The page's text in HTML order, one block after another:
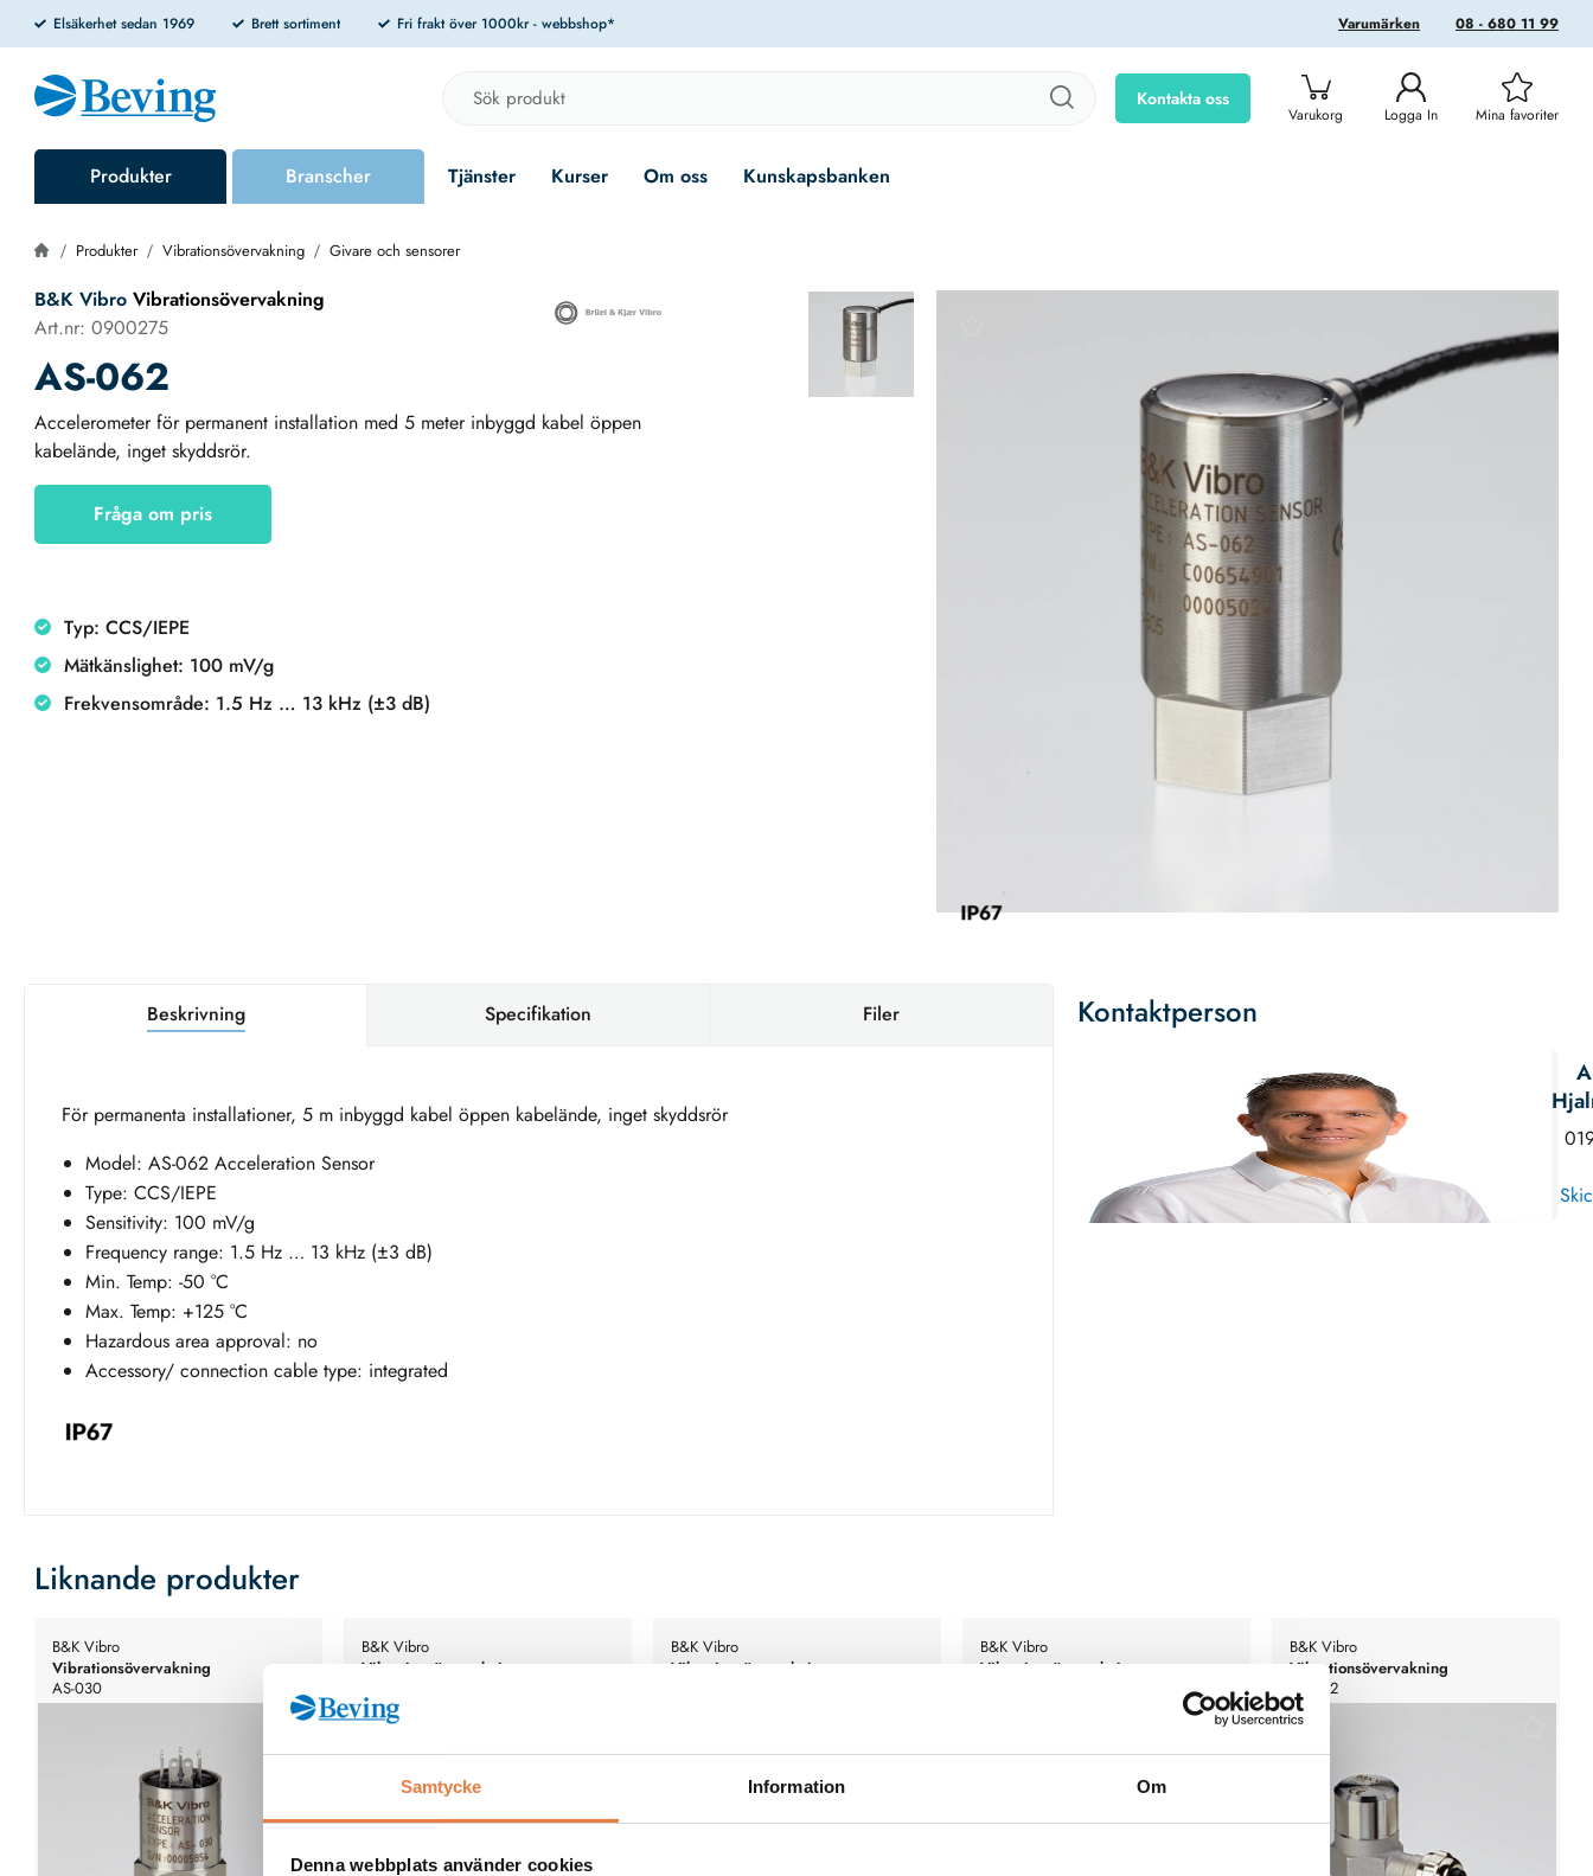
Samtycke Information Om
Denna webbplats använder cookies
Elsäkerhet sedan 1969 Brett sortiment Fri frakt över 1000kr - webbshop* 08 - 680 11 99
Varumärken
Kontakta oss
Varukorg Logga In Mina favoriter
Produkter Branscher Tjänster Kurser Om oss Kunskapsbanken
Produkter Vibrationsövervakning Givare och sensorer
B&K Vibro Vibrationsövervakning
Art.nr: 0900275
AS-062
Accelerometer för permanent installation med 5 meter inbyggd kabel öppen
kabelände, inget skyddsrör.
Fråga om pris
Typ: CCS/IEPE
Mätkänslighet: 100 mV/g
Frekvensområde: 1.5 Hz … 13 kHz (±3 dB)
Beskrivning Specifikation Filer
För permanenta installationer, 5 m inbyggd kabel öppen kabelände, inget skyddsrör
Model: AS-062 Acceleration Sensor
Type: CCS/IEPE
Sensitivity: 100 mV/g
Frequency range: 1.5 Hz … 13 kHz (±3 dB)
Min. Temp: -50 °C
Max. Temp: +125 °C
Hazardous area approval: no
Accessory/ connection cable type: integrated
Kontaktperson
Liknande produkter
B&K Vibro
Vibrationsövervakning
AS-030
B&K Vibro
Vibrationsövervakning
B&K Vibro
Vibrationsövervakning
B&K Vibro
Vibrationsövervakning
B&K Vibro
Vibrationsövervakning
AS-022